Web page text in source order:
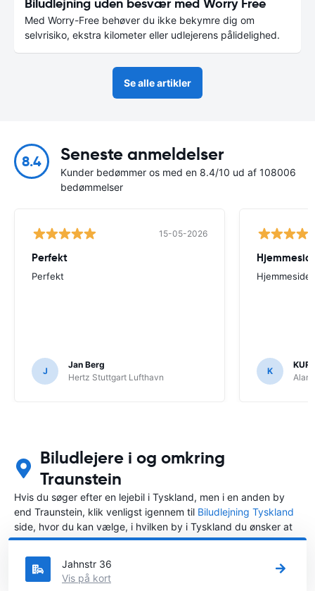
Med Worry-Free behøver du ikke bekymre dig om
selvrisiko, ekstra kilometer eller udlejerens pålidelighed.
Se alle artikler
8.4 Seneste anmeldelser
Kunder bedømmer os med en 8.4/10 ud af 108006
bedømmelser
15-05-2026
Perfekt
Perfekt
J
Jan Berg
Hertz Stuttgart Lufthavn
K
Biludlejere i og omkring
Traunstein
Hvis du søger efter en lejebil i Tyskland, men i en anden by
end Traunstein, klik venligst igennem til Biludlejning Tyskland
side, hvor du kan vælge, i hvilken by i Tyskland du ønsker at
leje en bil.
Jahnstr 36
Vis på kort